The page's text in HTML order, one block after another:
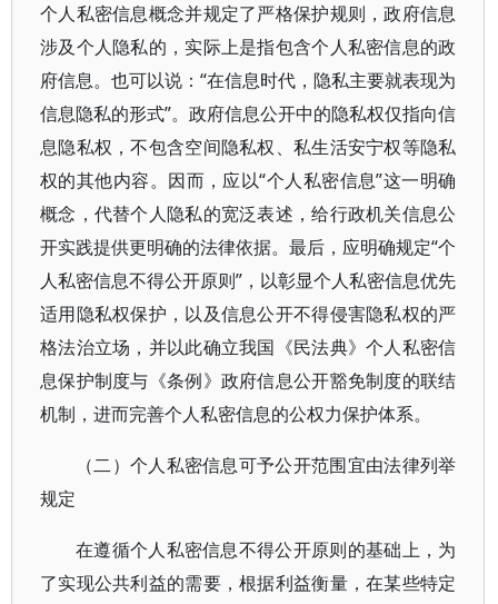
个人私密信息概念并规定了严格保护规则，政府信息
涉及个人隐私的，实际上是指包含个人私密信息的政
府信息。也可以说：“在信息时代，隐私主要就表现为
信息隐私的形式”。政府信息公开中的隐私权仅指向信
息隐私权，不包含空间隐私权、私生活安宁权等隐私
权的其他内容。因而，应以“个人私密信息”这一明确
概念，代替个人隐私的宽泛表述，给行政机关信息公
开实践提供更明确的法律依据。最后，应明确规定“个
人私密信息不得公开原则”，以彰显个人私密信息优先
适用隐私权保护，以及信息公开不得侵害隐私权的严
格法治立场，并以此确立我国《民法典》个人私密信
息保护制度与《条例》政府信息公开豁免制度的联结
机制，进而完善个人私密信息的公权力保护体系。
（二）个人私密信息可予公开范围宜由法律列举
规定
在遵循个人私密信息不得公开原则的基础上，为
了实现公共利益的需要，根据利益衡量，在某些特定